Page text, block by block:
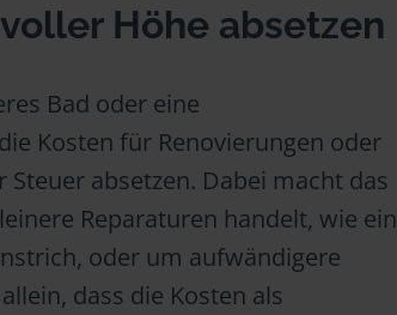
Höhe absetzen
Bad oder eine
Kosten für Renovierungen oder
absetzen. Dabei macht das
Reparaturen handelt, wie ein
oder um aufwändigere
dass die Kosten als